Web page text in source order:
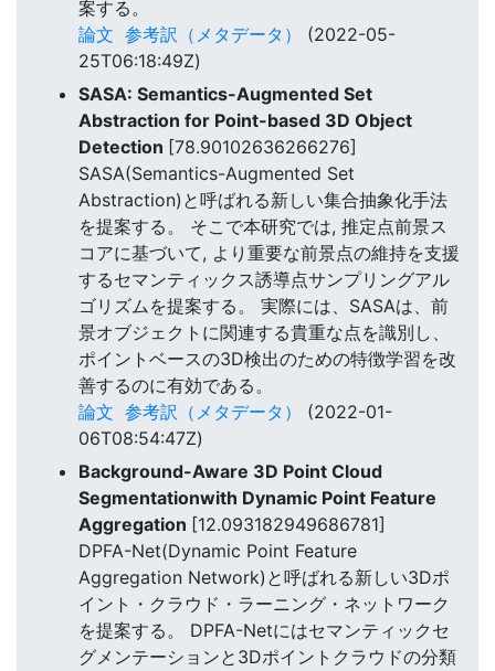
案する。
論文 参考訳（メタデータ）
(2022-05-
25T06:18:49Z)
SASA: Semantics-Augmented Set
Abstraction for Point-based 3D Object
Detection [78.90102636266276]
SASA(Semantics-Augmented Set
Abstraction)と呼ばれる新しい集合抽象化手法
を提案する。 そこで本研究では, 推定点前景ス
コアに基づいて, より重要な前景点の維持を支援
するセマンティックス誘導点サンプリングアル
ゴリズムを提案する。 実際には、SASAは、前
景オブジェクトに関連する貴重な点を識別し、
ポイントベースの3D検出のための特徴学習を改
善するのに有効である。
論文 参考訳（メタデータ）
(2022-01-
06T08:54:47Z)
Background-Aware 3D Point Cloud
Segmentationwith Dynamic Point Feature
Aggregation [12.093182949686781]
DPFA-Net(Dynamic Point Feature
Aggregation Network)と呼ばれる新しい3Dポ
イント・クラウド・ラーニング・ネットワーク
を提案する。 DPFA-Netにはセマンティックセ
グメンテーションと3Dポイントクラウドの分類